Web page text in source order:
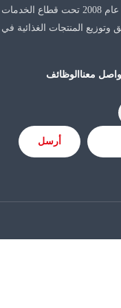
مالها الى 30 مليون دينار كويتي، وتم إدراجها في بورصة الكويت عام 2008 تحت قطاع الخدمات
وتوزيع المنتجات الغذائية في
معنا الوظائف
أرسل